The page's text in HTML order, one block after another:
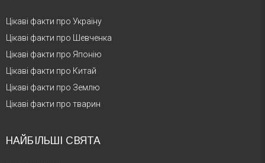
Цікаві факти про Україну
Цікаві факти про Шевченка
Цікаві факти про Японію
Цікаві факти про Китай
Цікаві факти про Землю
Цікаві факти про тварин
НАЙБІЛЬШІ СВЯТА